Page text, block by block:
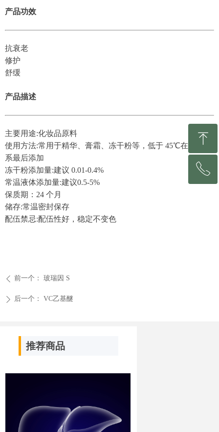
ꄴ 前一个： 玻瑞因 S
ꄲ 后一个： VC乙基醚
产品功效
抗衰老
修护
舒缓
产品描述
主要用途:化妆品原料
使用方法:常用于精华、膏霜、冻干粉等，低于 45℃在配方体
系最后添加
冻干粉添加量:建议 0.01-0.4%
常温液体添加量:建议0.5-5%
保质期：24 个月
储存:常温密封保存
配伍禁忌:配伍性好，稳定不变色
推荐商品
ꁸ
回到顶部
ꂅ